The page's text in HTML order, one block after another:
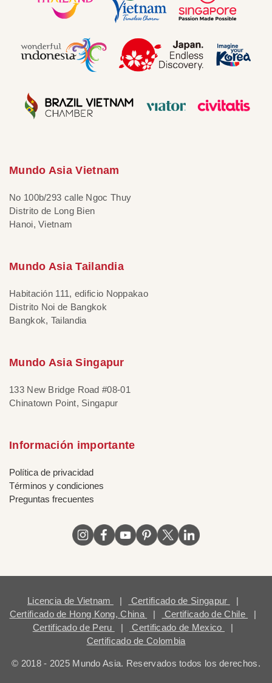
Mundo Asia Vietnam
No 100b/293 calle Ngoc Thuy
Distrito de Long Bien
Hanoi, Vietnam
Mundo Asia Tailandia
Habitación 111, edificio Noppakao
Distrito Noi de Bangkok
Bangkok, Tailandia
Mundo Asia Singapur
133 New Bridge Road #08-01
Chinatown Point, Singapur
Información importante
Política de privacidad
Términos y condiciones
Preguntas frecuentes
Licencia de Vietnam | Certificado de Singapur
|
Certificado de Hong Kong, China
| Certificado de Chile
|
Certificado de Peru
| Certificado de Mexico
|
Certificado de Colombia
© 2018 - 2025 Mundo Asia. Reservados todos los derechos.